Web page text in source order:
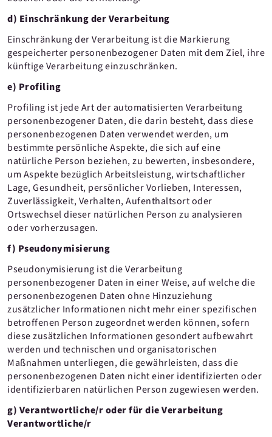
d) Einschränkung der Verarbeitung
Einschränkung der Verarbeitung ist die Markierung
gespeicherter personenbezogener Daten mit dem Ziel, ihre
künftige Verarbeitung einzuschränken.
e) Profiling
Profiling ist jede Art der automatisierten Verarbeitung
personenbezogener Daten, die darin besteht, dass diese
personenbezogenen Daten verwendet werden, um
bestimmte persönliche Aspekte, die sich auf eine
natürliche Person beziehen, zu bewerten, insbesondere,
um Aspekte bezüglich Arbeitsleistung, wirtschaftlicher
Lage, Gesundheit, persönlicher Vorlieben, Interessen,
Zuverlässigkeit, Verhalten, Aufenthaltsort oder
Ortswechsel dieser natürlichen Person zu analysieren
oder vorherzusagen.
f) Pseudonymisierung
Pseudonymisierung ist die Verarbeitung
personenbezogener Daten in einer Weise, auf welche die
personenbezogenen Daten ohne Hinzuziehung
zusätzlicher Informationen nicht mehr einer spezifischen
betroffenen Person zugeordnet werden können, sofern
diese zusätzlichen Informationen gesondert aufbewahrt
werden und technischen und organisatorischen
Maßnahmen unterliegen, die gewährleisten, dass die
personenbezogenen Daten nicht einer identifizierten oder
identifizierbaren natürlichen Person zugewiesen werden.
g) Verantwortliche/r oder für die Verarbeitung
Verantwortliche/r